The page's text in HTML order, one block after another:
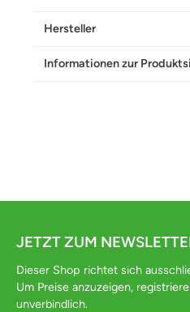
Hersteller
Informationen zur
JETZT ZUM
Dieser Shop richtet sich
Um Preise anzuzeigen,
unverbindlich.